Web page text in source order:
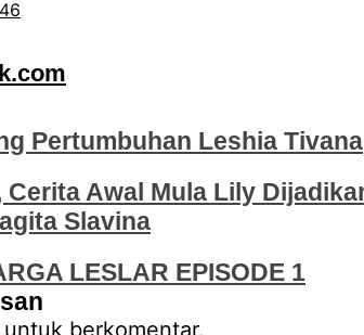
Pertumbuhan Leshia Tivana
Cerita Awal Mula Lily
Slavina
LESLAR EPISODE 1
untuk berkomentar.